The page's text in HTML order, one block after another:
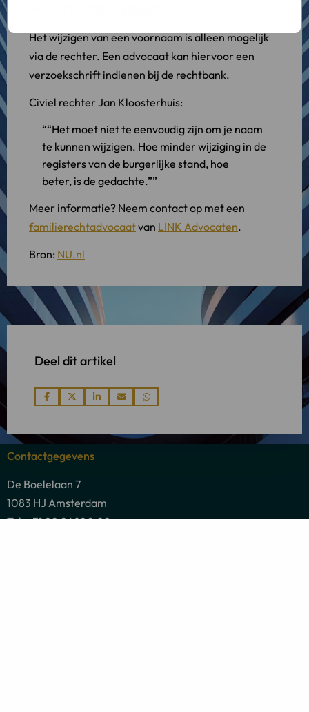
Het wijzigen van een voornaam is alleen mogelijk
via de rechter. Een advocaat kan hiervoor een
verzoekschrift indienen bij de rechtbank.
Civiel rechter Jan Kloosterhuis:
“Het moet niet te eenvoudig zijn om je naam
te kunnen wijzigen. Hoe minder wijziging in de
registers van de burgerlijke stand, hoe
beter, is de gedachte.”
Meer informatie? Neem contact op met een
familierechtadvocaatvan LINK Advocaten.
Bron: NU.nl
Deel dit artikel
Deel
Deel
Deel
Deel
Deel
Contactgegevens
De Boelelaan 7
1083 HJ Amsterdam
Tel: +31 20 26 100 02